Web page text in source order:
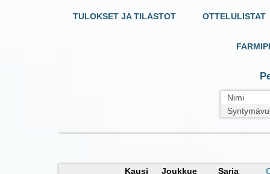
TULOKSET JA TILASTOT OTTELULISTAT
Nimi
Kausi Joukkue Sarja